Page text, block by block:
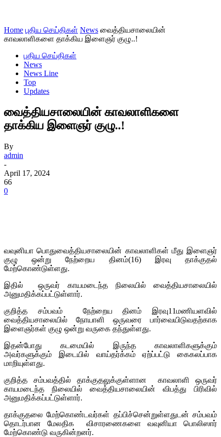
Home புதிய செய்திகள் News வைத்தியசாலையின்
காவலாளிகளை தாக்கிய இளைஞர் குழு..!
புதிய செய்திகள்
News
News Line
Top
Updates
வைத்தியசாலையின் காவலாளிகளை
தாக்கிய இளைஞர் குழு..!
By
admin
-
April 17, 2024
66
0
வவுனியா பொதுவைத்தியசாலையின் காவலாளிகள் மீது இளைஞர்
குழு ஒன்று நேற்றைய தினம்(16) இரவு தாக்குதல்
மேற்கொண்டுள்ளது.
இதில் ஒருவர் காயமடைந்த நிலையில் வைத்தியசாலையில்
அனுமதிக்கப்பட்டுள்ளார்.
குறித்த சம்பவம் நேற்றைய தினம் இரவு11மணியளவில்
வைத்தியசாலையில் நோயாளி ஒருவரை பார்வையிடுவதற்காக
இளைஞர்கள் குழு ஒன்று வருகை தந்துள்ளது.
இதன்போது கடமையில் இருந்த காவலாளிகளுக்கும்
அவர்களுக்கும் இடையில் வாய்தர்க்கம் ஏற்ப்பட்டு கைகலப்பாக
மாறியுள்ளது.
குறித்த சம்பவத்தில் தாக்குதலுக்குள்ளான காவலாளி ஒருவர்
காயமடைந்த நிலையில் வைத்தியசாலையின் விபத்து பிரிவில்
அனுமதிக்கப்பட்டுள்ளார்.
தாக்குதலை மேற்கொண்டவர்கள் தப்பிச்சென்றுள்ளதுடன் சம்பவம்
தொடர்பான மேலதிக விசாரணைகளை வவுனியா பொலிஸார்
மேற்கொண்டு வருகின்றனர்.